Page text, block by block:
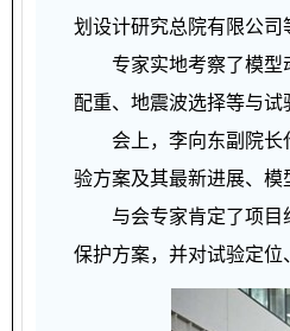
划设计研究总院有限公司
专家实地考察了模型动
配重、地震波选择等与试
会上，李向东副院长代
验方案及其最新进展、
与会专家肯定了项目组
保护方案，并对试验定